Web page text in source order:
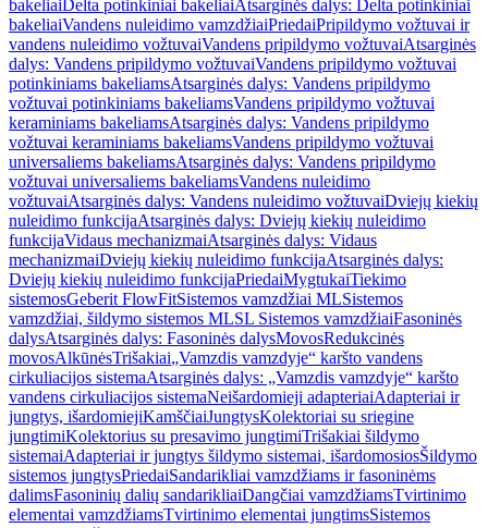
bakeliaiDelta potinkiniai bakeliaiAtsarginės dalys: Delta potinkiniai
bakeliaiVandens nuleidimo vamzdžiaiPriedaiPripildymo vožtuvai ir
vandens nuleidimo vožtuvaiVandens pripildymo vožtuvaiAtsarginės
dalys: Vandens pripildymo vožtuvaiVandens pripildymo vožtuvai
potinkiniams bakeliamsAtsarginės dalys: Vandens pripildymo
vožtuvai potinkiniams bakeliamsVandens pripildymo vožtuvai
keraminiams bakeliamsAtsarginės dalys: Vandens pripildymo
vožtuvai keraminiams bakeliamsVandens pripildymo vožtuvai
universaliems bakeliamsAtsarginės dalys: Vandens pripildymo
vožtuvai universaliems bakeliamsVandens nuleidimo
vožtuvaiAtsarginės dalys: Vandens nuleidimo vožtuvaiDviejų kiekių
nuleidimo funkcijaAtsarginės dalys: Dviejų kiekių nuleidimo
funkcijaVidaus mechanizmaiAtsarginės dalys: Vidaus
mechanizmaiDviejų kiekių nuleidimo funkcijaAtsarginės dalys:
Dviejų kiekių nuleidimo funkcijaPriedaiMygtukaiTiekimo
sistemosGeberit FlowFitSistemos vamzdžiai MLSistemos
vamzdžiai, šildymo sistemos MLSL Sistemos vamzdžiaiFasoninės
dalysAtsarginės dalys: Fasoninės dalysMovosRedukcinės
movosAlkūnėsTrišakiai„Vamzdis vamzdyje“ karšto vandens
cirkuliacijos sistemaAtsarginės dalys: „Vamzdis vamzdyje“ karšto
vandens cirkuliacijos sistemaNeišardomieji adapteriaiAdapteriai ir
jungtys, išardomiejiKamščiaiJungtysKolektoriai su sriegine
jungtimiKolektorius su presavimo jungtimiTrišakiai šildymo
sistemaiAdapteriai ir jungtys šildymo sistemai, išardomosiosŠildymo
sistemos jungtysPriedaiSandarikliai vamzdžiams ir fasoninėms
dalimsFasoninių dalių sandarikliaiDangčiai vamzdžiamsTvirtinimo
elementai vamzdžiamsTvirtinimo elementai jungtimsSistemos